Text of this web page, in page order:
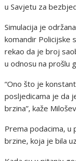
u Savjetu za
Simulacija je
komandir Policijske
rekao da je broj
u odnosu na prošlu
“Ono što je
posljedicama je da
brzina”, kaže
Prema podacima, u
brzine, koja je bila